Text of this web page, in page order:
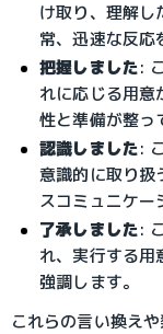
け取り、理解し
常、迅速な反応
把握しました:
れに応じる用意
性と準備が整っ
認識しました:
意識的に取り扱
スコミュニケー
了承しました:
れ、実行する用
強調します。
これらの言い換え